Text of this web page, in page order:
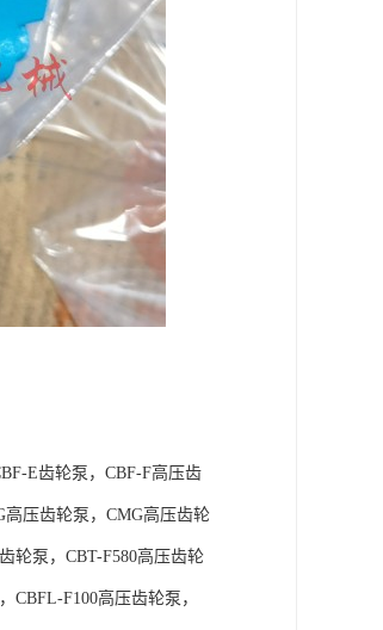
E齿轮泵，CBF-F高压齿
高压齿轮泵，CMG高压齿轮
轮泵，CBT-F580高压齿轮
CBFL-F100高压齿轮泵，